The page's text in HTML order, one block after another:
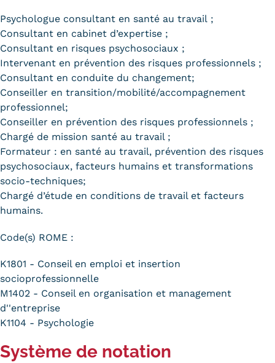
Psychologue consultant en santé au travail ;
Consultant en cabinet d’expertise ;
Consultant en risques psychosociaux ;
Intervenant en prévention des risques professionnels ;
Consultant en conduite du changement;
Conseiller en transition/mobilité/accompagnement
professionnel;
Conseiller en prévention des risques professionnels ;
Chargé de mission santé au travail ;
Formateur : en santé au travail, prévention des risques
psychosociaux, facteurs humains et transformations
socio-techniques;
Chargé d’étude en conditions de travail et facteurs
humains.
Code(s) ROME :
K1801 - Conseil en emploi et insertion
socioprofessionnelle
M1402 - Conseil en organisation et management
d''entreprise
K1104 - Psychologie
Système de notation